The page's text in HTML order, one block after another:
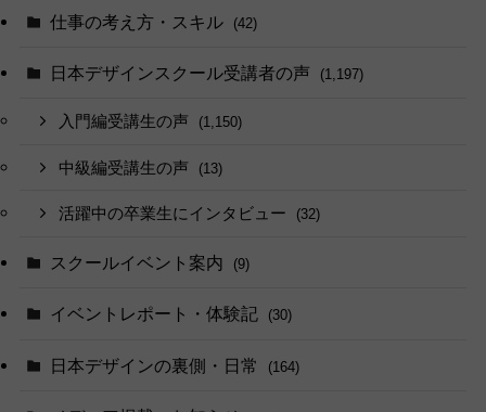
仕事の考え方・スキル (42)
日本デザインスクール受講者の声 (1,197)
入門編受講生の声 (1,150)
中級編受講生の声 (13)
活躍中の卒業生にインタビュー (32)
スクールイベント案内 (9)
イベントレポート・体験記 (30)
日本デザインの裏側・日常 (164)